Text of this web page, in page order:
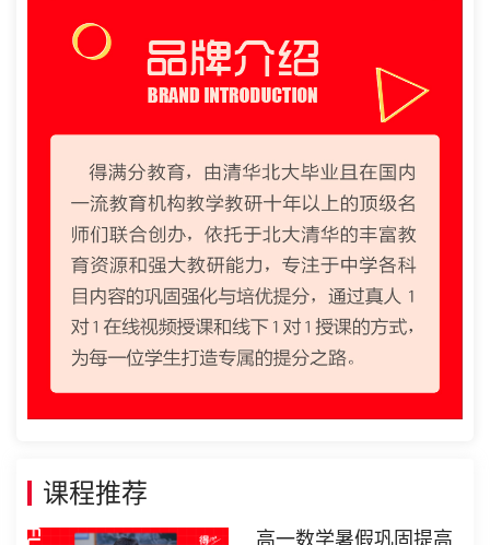
课程推荐
高一数学暑假巩固提高